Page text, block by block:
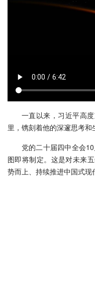
一直以来，习近平高
里，镌刻着他的深邃思考和
党的二十届四中全会
图即将制定。这是对未来
势而上、持续推进中国式现